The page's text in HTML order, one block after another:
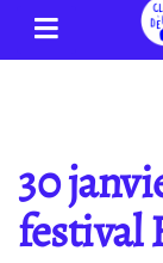
30
festival